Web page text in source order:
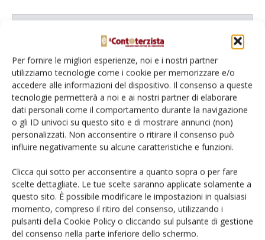
Per fornire le migliori esperienze, noi e i nostri partner
utilizziamo tecnologie come i cookie per memorizzare e/o
accedere alle informazioni del dispositivo. Il consenso a queste
tecnologie permetterà a noi e ai nostri partner di elaborare
dati personali come il comportamento durante la navigazione
o gli ID univoci su questo sito e di mostrare annunci (non)
personalizzati. Non acconsentire o ritirare il consenso può
influire negativamente su alcune caratteristiche e funzioni.
Clicca qui sotto per acconsentire a quanto sopra o per fare
scelte dettagliate. Le tue scelte saranno applicate solamente a
questo sito. È possibile modificare le impostazioni in qualsiasi
momento, compreso il ritiro del consenso, utilizzando i
pulsanti della Cookie Policy o cliccando sul pulsante di gestione
del consenso nella parte inferiore dello schermo.
L'Esperto risponde
I consigli di Terra e Vita agli agricoltori
Cerca adesso
Dalla stessa categoria